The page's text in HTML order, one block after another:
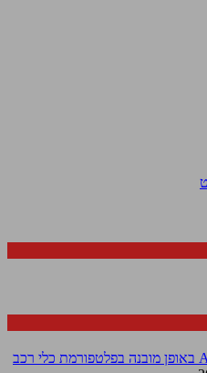
פורד / תשלב את Apple Maps באופן מובנה בפלטפורמת כלי רכב